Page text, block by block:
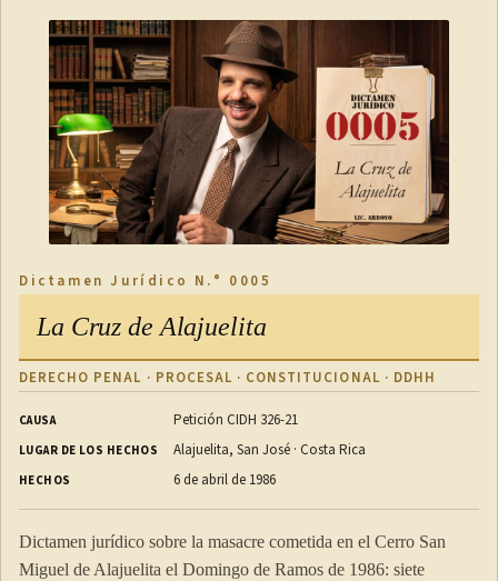
Dictamen Jurídico N.° 0005
La Cruz de Alajuelita
DERECHO PENAL · PROCESAL · CONSTITUCIONAL · DDHH
CAUSA Petición CIDH 326-21
LUGAR DE LOS HECHOS Alajuelita, San José · Costa Rica
HECHOS 6 de abril de 1986
Dictamen jurídico sobre la masacre cometida en el Cerro San
Miguel de Alajuelita el Domingo de Ramos de 1986: siete